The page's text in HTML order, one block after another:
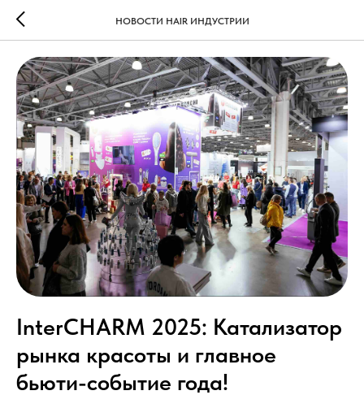
НОВОСТИ HAIR ИНДУСТРИИ
InterCHARM 2025: Катализатор
рынка красоты и главное
бьюти-событие года!